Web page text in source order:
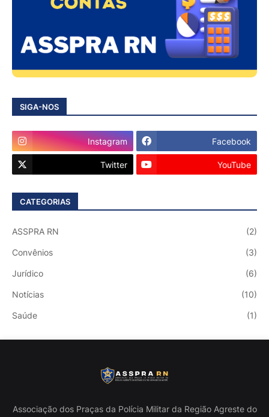
SIGA-NOS
Instagram Facebook
Twitter YouTube
CATEGORIAS
ASSPRA RN (2)
Convênios (3)
Jurídico (6)
Notícias (10)
Saúde (1)
Associação dos Praças da Polícia Militar da Região Agreste do